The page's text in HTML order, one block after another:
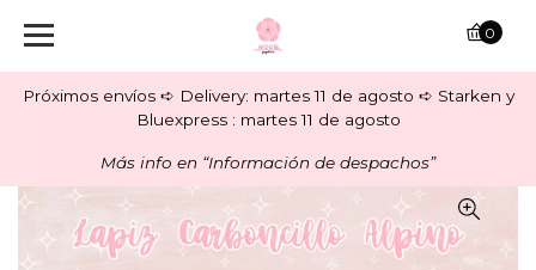
Próximos envíos ➪ Delivery: martes 11 de agosto ➪ Starken y
Bluexpress : martes 11 de agosto
Más info en “Información de despachos”
0